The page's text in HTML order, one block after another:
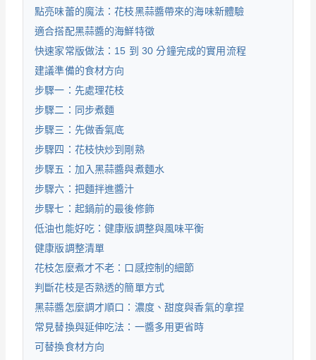
點亮味蕾的魔法：花枝黑蒜醬帶來的海味新體驗
適合搭配黑蒜醬的海鮮特徵
快速家常版做法：15 到 30 分鐘完成的實用流程
建議準備的食材方向
步驟一：先處理花枝
步驟二：同步煮麵
步驟三：先做香氣底
步驟四：花枝快炒到剛熟
步驟五：加入黑蒜醬與煮麵水
步驟六：把麵拌進醬汁
步驟七：起鍋前的最後修飾
低油也能好吃：健康版調整與風味平衡
健康版調整清單
花枝怎麼煮才不老：口感控制的細節
判斷花枝是否熟透的簡單方式
黑蒜醬怎麼調才順口：濃度、甜度與香氣的拿捏
常見替換與延伸吃法：一醬多用更省時
可替換食材方向